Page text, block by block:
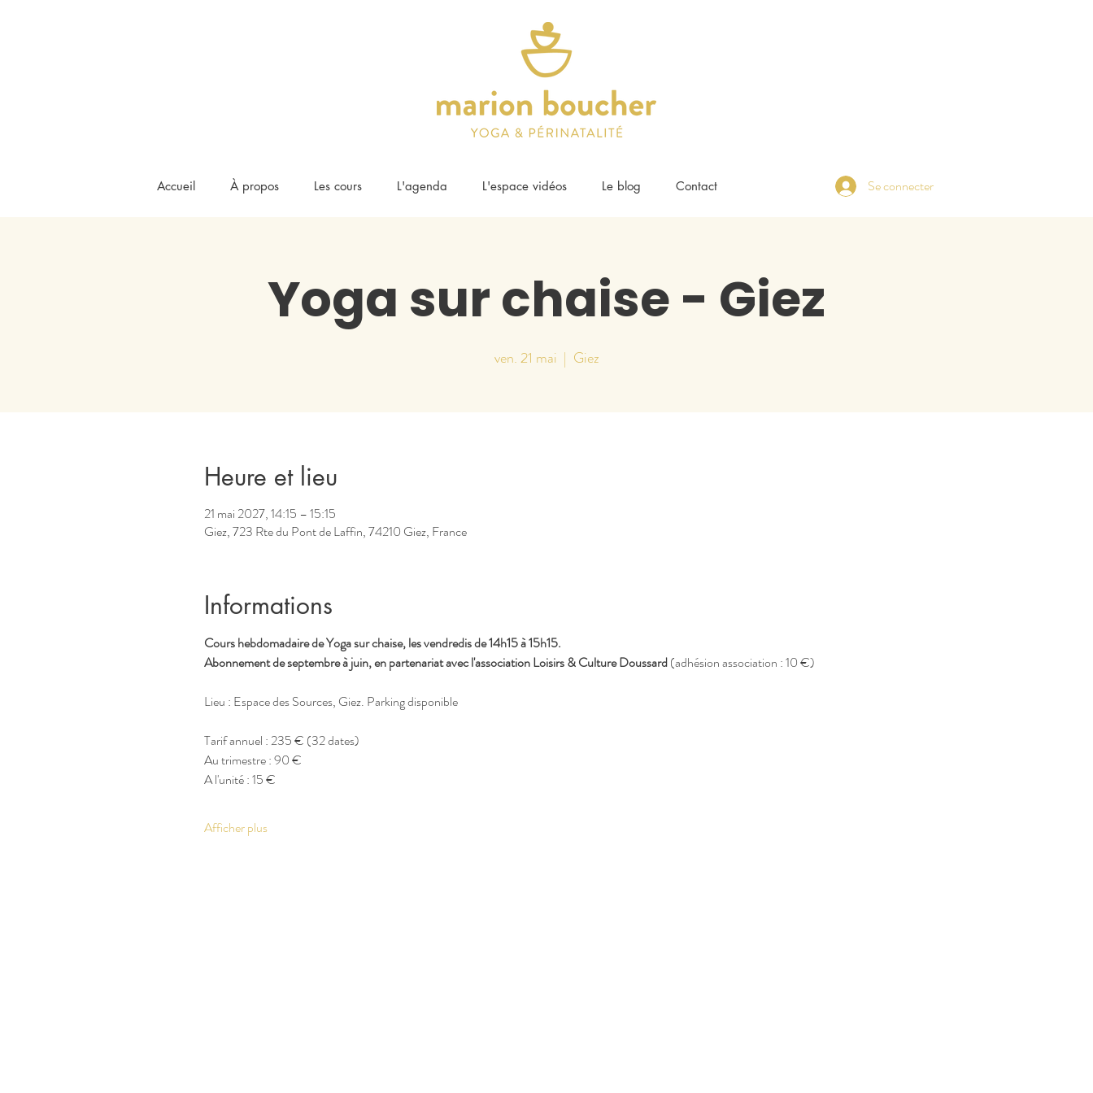
Accueil À propos Les cours L'agenda L'espace vidéos Le blog Contact Se connecter
Yoga sur chaise - Giez
ven. 21 mai
  |
Giez
Heure et lieu
21 mai 2027, 14:15 – 15:15
Giez, 723 Rte du Pont de Laffin, 74210 Giez, France
Informations
Cours hebdomadaire de Yoga sur chaise, les vendredis de 14h15 à 15h15.
Abonnement de septembre à juin, en partenariat avec l'association Loisirs & Culture Doussard (adhésion association : 10 €)
Lieu : Espace des Sources, Giez. Parking disponible
Tarif annuel : 235 € (32 dates)
Au trimestre : 90 €
A l'unité : 15 €
Afficher plus